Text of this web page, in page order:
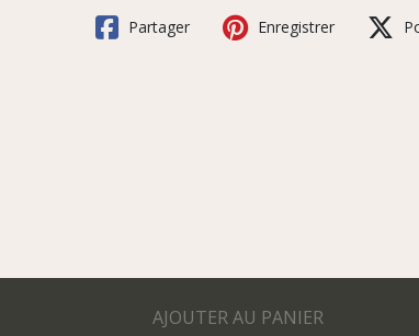
Partager Enregistrer
AJOUTER AU PANIER